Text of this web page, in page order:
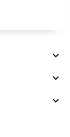


